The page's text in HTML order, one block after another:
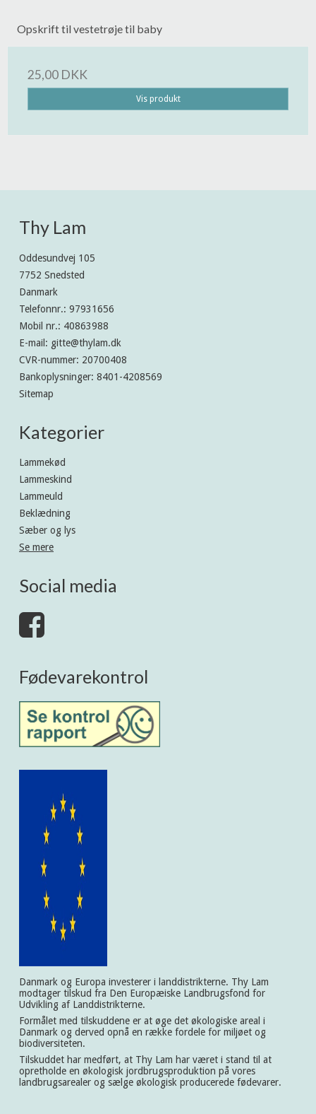
Opskrift til vestetrøje til baby
25,00 DKK
Vis produkt
Thy Lam
Oddesundvej 105
7752 Snedsted
Danmark
Telefonnr.: 97931656
Mobil nr.: 40863988
E-mail: gitte@thylam.dk
CVR-nummer: 20700408
Bankoplysninger: 8401-4208569
Sitemap
Kategorier
Lammekød
Lammeskind
Lammeuld
Beklædning
Sæber og lys
Se mere
Social media
Fødevarekontrol
Danmark og Europa investerer i landdistrikterne. Thy Lam
modtager tilskud fra Den Europæiske Landbrugsfond for
Udvikling af Landdistrikterne.
Formålet med tilskuddene er at øge det økologiske areal i
Danmark og derved opnå en række fordele for miljøet og
biodiversiteten.
Tilskuddet har medført, at Thy Lam har været i stand til at
opretholde en økologisk jordbrugsproduktion på vores
landbrugsarealer og sælge økologisk producerede fødevarer.